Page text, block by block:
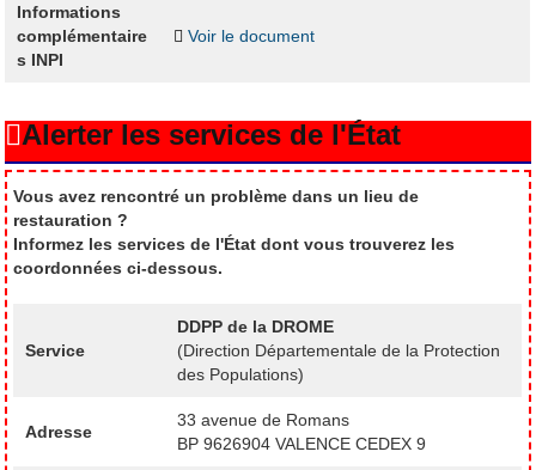
Informations
complémentaire
s INPI
Voir le document
Alerter les services de l'État
Vous avez rencontré un problème dans un lieu de
restauration ?
Informez les services de l'État dont vous trouverez les
coordonnées ci-dessous.
Service
DDPP de la DROME
(Direction Départementale de la Protection
des Populations)
Adresse
33 avenue de Romans
BP 9626904 VALENCE CEDEX 9